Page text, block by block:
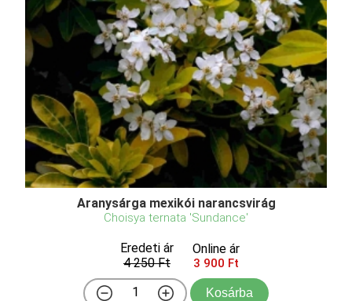
Aranysárga mexikói narancsvirág
Choisya ternata 'Sundance'
Eredeti ár
4 250 Ft
Online ár
3 900 Ft
Kosárba